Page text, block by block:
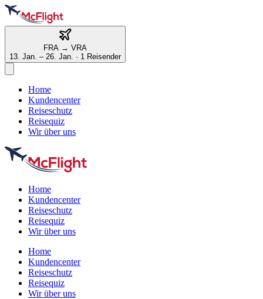
FRA → VRA
13. Jan. – 26. Jan. · 1 Reisender
Home
Kundencenter
Reiseschutz
Reisequiz
Wir über uns
Home
Kundencenter
Reiseschutz
Reisequiz
Wir über uns
Home
Kundencenter
Reiseschutz
Reisequiz
Wir über uns